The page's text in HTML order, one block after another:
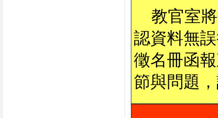
教官室將
認資料無
徵名冊函
節與問題